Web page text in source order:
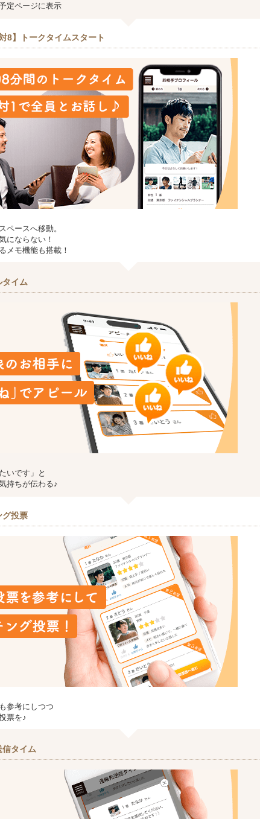
定ページに表示
対8】トークタイムスタート
ペースへ移動。
にならない！
メモ機能も搭載！
タイム
いです」と
持ちが伝わる♪
グ投票
参考にしつつ
票を♪
タイム